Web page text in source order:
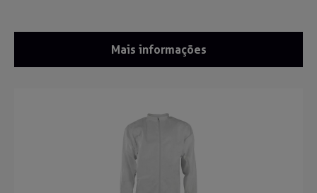
Mais informações